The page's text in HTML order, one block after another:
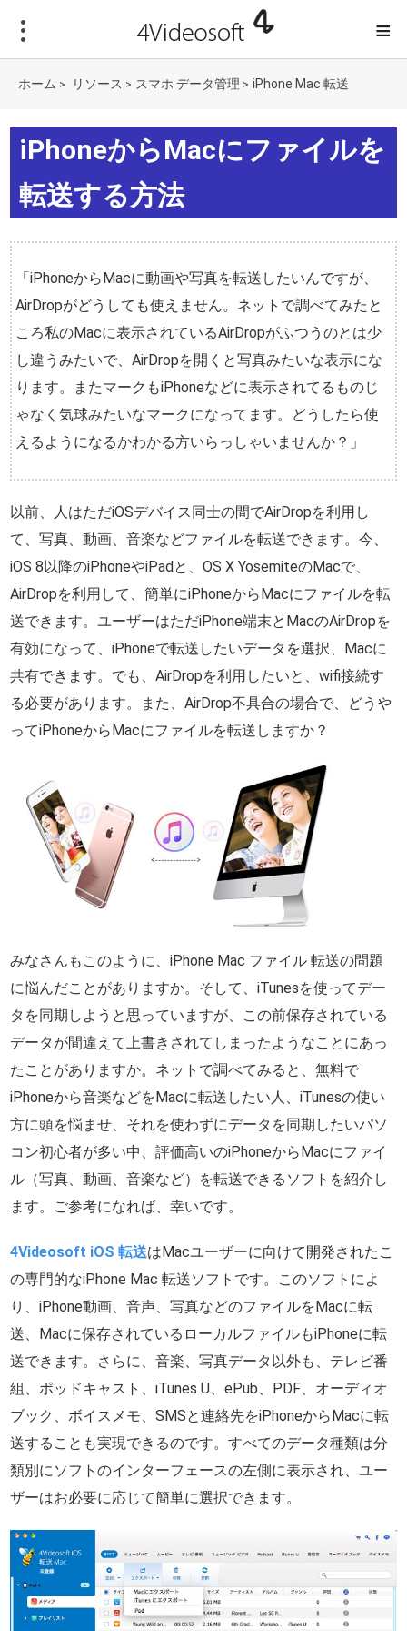
≡
ホーム > リソース > スマホ データ管理 > iPhone Mac 転送
iPhoneからMacにファイルを
転送する方法
「iPhoneからMacに動画や写真を転送したいんですが、
AirDropがどうしても使えません。ネットで調べてみたと
ころ私のMacに表示されているAirDropがふつうのとは少
し違うみたいで、AirDropを開くと写真みたいな表示にな
ります。またマークもiPhoneなどに表示されてるものじ
ゃなく気球みたいなマークになってます。どうしたら使
えるようになるかわかる方いらっしゃいませんか？」
以前、人はただiOSデバイス同士の間でAirDropを利用し
て、写真、動画、音楽などファイルを転送できます。今、
iOS 8以降のiPhoneやiPadと、OS X YosemiteのMacで、
AirDropを利用して、簡単にiPhoneからMacにファイルを転
送できます。ユーザーはただiPhone端末とMacのAirDropを
有効になって、iPhoneで転送したいデータを選択、Macに
共有できます。でも、AirDropを利用したいと、wifi接続す
る必要があります。また、AirDrop不具合の場合で、どうや
ってiPhoneからMacにファイルを転送しますか？
みなさんもこのように、iPhone Mac ファイル 転送の問題
に悩んだことがありますか。そして、iTunesを使ってデー
タを同期しようと思っていますが、この前保存されている
データが間違えて上書きされてしまったようなことにあっ
たことがありますか。ネットで調べてみると、無料で
iPhoneから音楽などをMacに転送したい人、iTunesの使い
方に頭を悩ませ、それを使わずにデータを同期したいパソ
コン初心者が多い中、評価高いのiPhoneからMacにファイ
ル（写真、動画、音楽など）を転送できるソフトを紹介し
ます。ご参考になれば、幸いです。
4Videosoft iOS 転送はMacユーザーに向けて開発されたこ
の専門的なiPhone Mac 転送ソフトです。このソフトによ
り、iPhone動画、音声、写真などのファイルをMacに転
送、Macに保存されているローカルファイルもiPhoneに転
送できます。さらに、音楽、写真データ以外も、テレビ番
組、ポッドキャスト、iTunes U、ePub、PDF、オーディオ
ブック、ボイスメモ、SMSと連絡先をiPhoneからMacに転
送することも実現できるのです。すべてのデータ種類は分
類別にソフトのインターフェースの左側に表示され、ユー
ザーはお必要に応じて簡単に選択できます。